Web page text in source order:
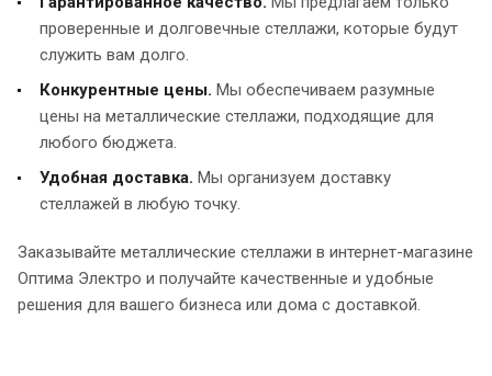
проверенные и долговечные стеллажи, которые будут
служить вам долго.
Конкурентные цены. Мы обеспечиваем разумные
цены на металлические стеллажи, подходящие для
любого бюджета.
Удобная доставка. Мы организуем доставку
стеллажей в любую точку.
Заказывайте металлические стеллажи в интернет-магазине
Оптима Электро и получайте качественные и удобные
решения для вашего бизнеса или дома с доставкой.